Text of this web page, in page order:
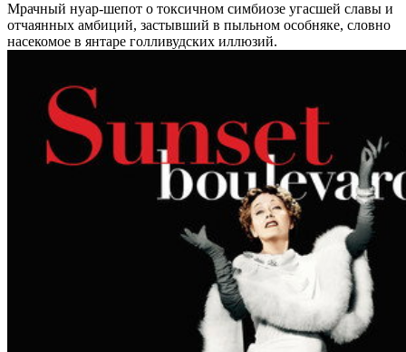
Мрачный нуар-шепот о токсичном симбиозе угасшей славы и
отчаянных амбиций, застывший в пыльном особняке, словно
насекомое в янтаре голливудских иллюзий.